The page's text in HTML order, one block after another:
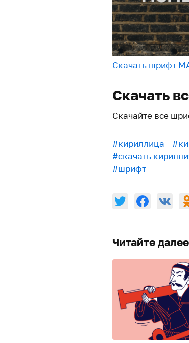
Скачать шрифт
Скачать
Скачайте все
#кириллица
#скачать
#шрифт
Читайте далее